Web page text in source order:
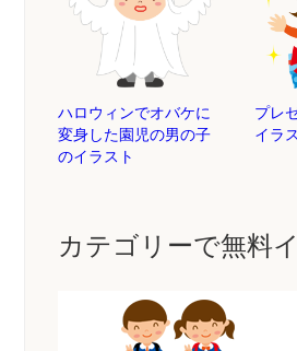
ハロウィンでオバケに
変身した園児の男の子
のイラスト
プレ
イラ
カテゴリーで無料